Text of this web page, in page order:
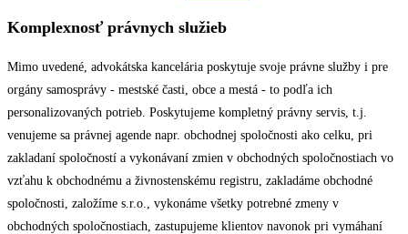
Komplexnosť právnych služieb
Mimo uvedené, advokátska kancelária poskytuje svoje právne služby i pre
orgány samosprávy - mestské časti, obce a mestá - to podľa ich
personalizovaných potrieb. Poskytujeme kompletný právny servis, t.j.
venujeme sa právnej agende napr. obchodnej spoločnosti ako celku, pri
zakladaní spoločností a vykonávaní zmien v obchodných spoločnostiach vo
vzťahu k obchodnému a živnostenskému registru, zakladáme obchodné
spoločnosti, založíme s.r.o., vykonáme všetky potrebné zmeny v
obchodných spoločnostiach, zastupujeme klientov navonok pri vymáhaní